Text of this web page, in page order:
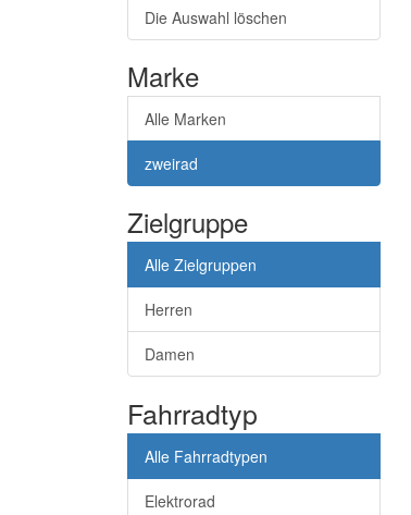
Die Auswahl löschen
Marke
Alle Marken
zweirad
Zielgruppe
Alle Zielgruppen
Herren
Damen
Fahrradtyp
Alle Fahrradtypen
Elektrorad